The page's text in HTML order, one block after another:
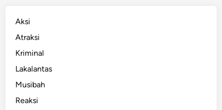
Aksi
Atraksi
Kriminal
Lakalantas
Musibah
Reaksi